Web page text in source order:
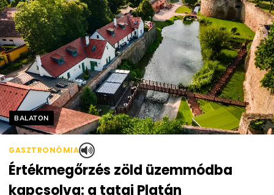
Helyszín címkék:
BALATON
GASZTRONÓMIA
Értékmegőrzés zöld üzemmódba
kapcsolva: a tatai Platán